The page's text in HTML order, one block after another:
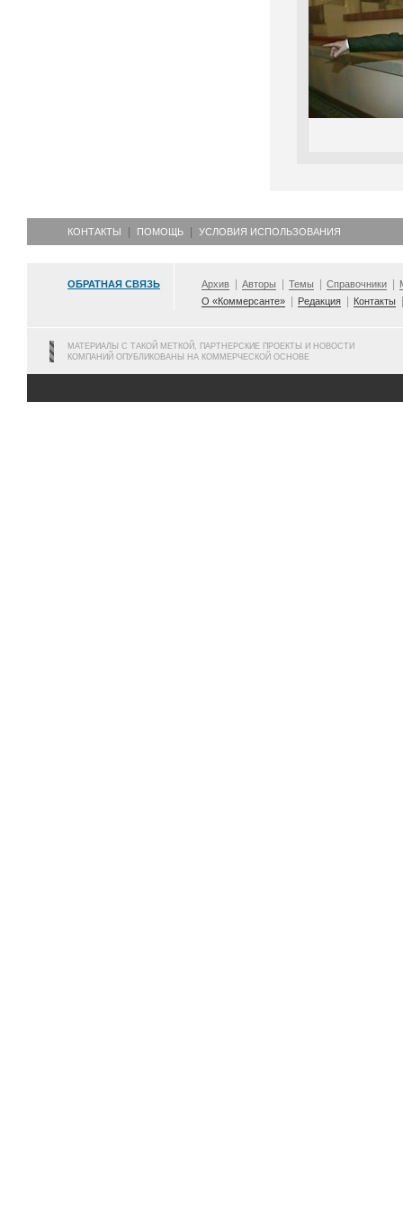
КОНТАКТЫ ПОМОЩЬ УСЛОВИЯ ИСПОЛЬЗОВАНИЯ
ОБРАТНАЯ СВЯЗЬ Архив Авторы Темы Справочники
О «Коммерсанте»
Редакция Контакты
МАТЕРИАЛЫ С ТАКОЙ МЕТКОЙ, ПАРТНЕРСКИЕ ПРОЕКТЫ И НОВОСТИ
КОМПАНИЙ ОПУБЛИКОВАНЫ НА КОММЕРЧЕСКОЙ ОСНОВЕ